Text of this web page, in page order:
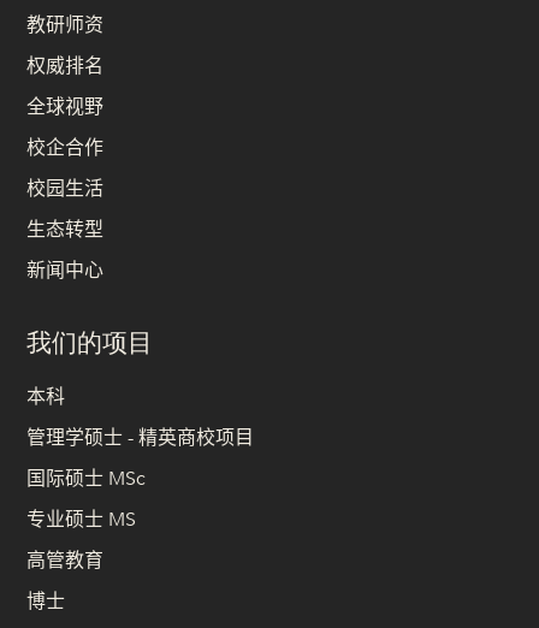
教研师资
权威排名
全球视野
校企合作
校园生活
生态转型
新闻中心
我们的项目
本科
管理学硕士 - 精英商校项目
国际硕士 MSc
专业硕士 MS
高管教育
博士